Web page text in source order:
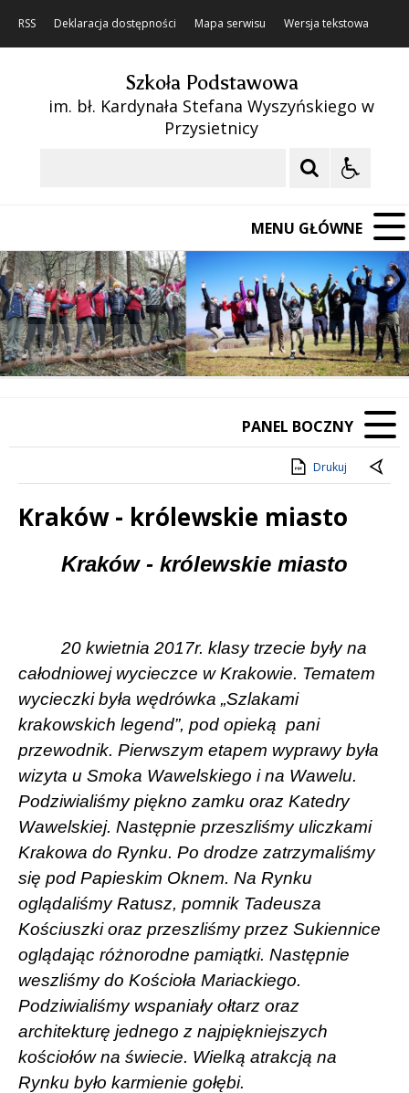
RSS Deklaracja dostępności Mapa serwisu Wersja tekstowa
Szkoła Podstawowa
im. bł. Kardynała Stefana Wyszyńskiego w
Przysietnicy
MENU GŁÓWNE
Poprzedni Element
Następny Element
❚❚
PANEL BOCZNY
Drukuj
Kraków - królewskie miasto
TreśćKraków - królewskie miasto
20 kwietnia 2017r. klasy trzecie były na
całodniowej wycieczce w Krakowie. Tematem
wycieczki była wędrówka „Szlakami
krakowskich legend”, pod opieką pani
przewodnik. Pierwszym etapem wyprawy była
wizyta u Smoka Wawelskiego i na Wawelu.
Podziwialiśmy piękno zamku oraz Katedry
Wawelskiej. Następnie przeszliśmy uliczkami
Krakowa do Rynku. Po drodze zatrzymaliśmy
się pod Papieskim Oknem. Na Rynku
oglądaliśmy Ratusz, pomnik Tadeusza
Kościuszki oraz przeszliśmy przez Sukiennice
oglądając różnorodne pamiątki. Następnie
weszliśmy do Kościoła Mariackiego.
Podziwialiśmy wspaniały ołtarz oraz
architekturę jednego z najpiękniejszych
kościołów na świecie. Wielką atrakcją na
Rynku było karmienie gołębi.